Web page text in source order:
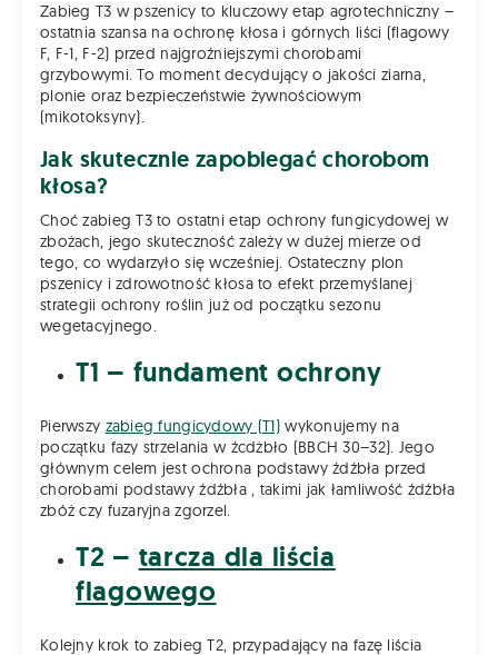
Zabieg T3 w pszenicy to kluczowy etap agrotechniczny –
ostatnia szansa na ochronę kłosa i górnych liści (flagowy
F, F-1, F-2) przed najgroźniejszymi chorobami
grzybowymi. To moment decydujący o jakości ziarna,
plonie oraz bezpieczeństwie żywnościowym
(mikotoksyny).
Jak skutecznie zapobiegać chorobom
kłosa?
Choć zabieg T3 to ostatni etap ochrony fungicydowej w
zbożach, jego skuteczność zależy w dużej mierze od
tego, co wydarzyło się wcześniej. Ostateczny plon
pszenicy i zdrowotność kłosa to efekt przemyślanej
strategii ochrony roślin już od początku sezonu
wegetacyjnego.
T1 – fundament ochrony
Pierwszy zabieg fungicydowy (T1)wykonujemy na
początku fazy strzelania w źcdżbło (BBCH 30–32). Jego
głównym celem jest ochrona podstawy źdźbła przed
chorobami podstawy źdźbła , takimi jak łamliwość źdźbła
zbóż czy fuzaryjna zgorzel.
T2 – tarcza dla liścia
flagowego
Kolejny krok to zabieg T2, przypadający na fazę liścia